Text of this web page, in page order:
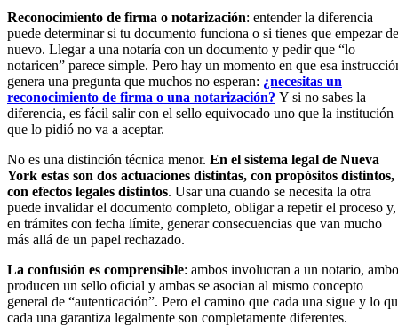
Reconocimiento de firma o notarización: entender la diferencia
puede determinar si tu documento funciona o si tienes que empezar de
nuevo. Llegar a una notaría con un documento y pedir que “lo
notaricen” parece simple. Pero hay un momento en que esa
genera una pregunta que muchos no esperan: ¿necesitas un
reconocimiento de firma o una notarización? Y si no sabes la
diferencia, es fácil salir con el sello equivocado uno que la institución
que lo pidió no va a aceptar.
No es una distinción técnica menor. En el sistema legal de Nueva
York estas son dos actuaciones distintas, con propósitos distintos,
con efectos legales distintos. Usar una cuando se necesita la otra
puede invalidar el documento completo, obligar a repetir el proceso y,
en trámites con fecha límite, generar consecuencias que van mucho
más allá de un papel rechazado.
La confusión es comprensible: ambos involucran a un notario,
producen un sello oficial y ambas se asocian al mismo concepto
general de “autenticación”. Pero el camino que cada una sigue y lo
cada una garantiza legalmente son completamente diferentes.